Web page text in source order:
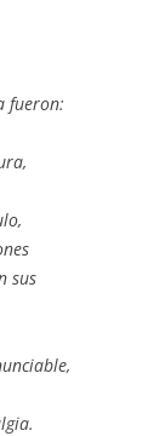
fueron:
sus